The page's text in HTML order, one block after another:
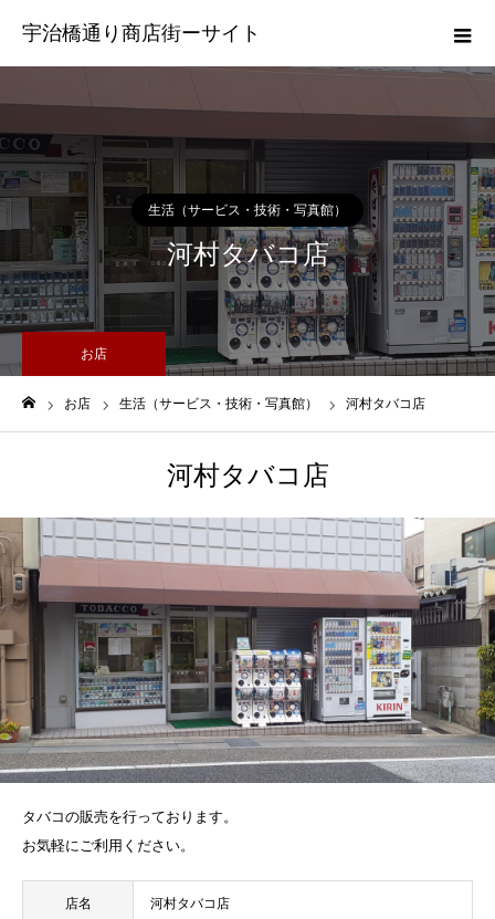
宇治橋通り商店街ーサイト
生活（サービス・技術・写真館）
河村タバコ店
お店
お店 生活（サービス・技術・写真館） 河村タバコ店
河村タバコ店
タバコの販売を行っております。
お気軽にご利用ください。
店名 河村タバコ店